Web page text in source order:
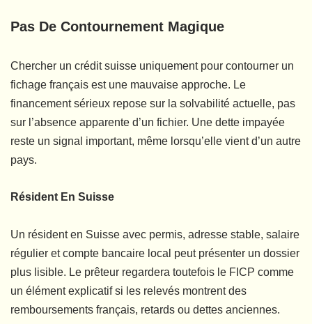
Pas De Contournement Magique
Chercher un crédit suisse uniquement pour contourner un
fichage français est une mauvaise approche. Le
financement sérieux repose sur la solvabilité actuelle, pas
sur l’absence apparente d’un fichier. Une dette impayée
reste un signal important, même lorsqu’elle vient d’un autre
pays.
Résident En Suisse
Un résident en Suisse avec permis, adresse stable, salaire
régulier et compte bancaire local peut présenter un dossier
plus lisible. Le prêteur regardera toutefois le FICP comme
un élément explicatif si les relevés montrent des
remboursements français, retards ou dettes anciennes.